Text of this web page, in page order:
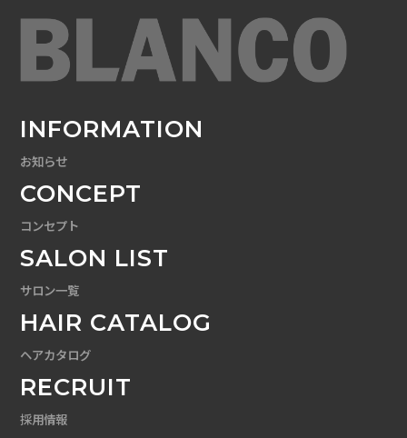
INFORMATION
お知らせ
CONCEPT
コンセプト
SALON LIST
サロン一覧
HAIR CATALOG
ヘアカタログ
RECRUIT
採用情報